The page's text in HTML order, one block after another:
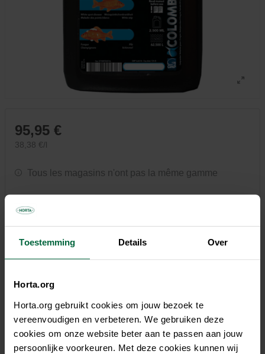
Toestemming Details Over
Horta.org
Horta.org gebruikt cookies om jouw bezoek te
vereenvoudigen en verbeteren. We gebruiken deze
cookies om onze website beter aan te passen aan jouw
persoonlijke voorkeuren. Met deze cookies kunnen wij
95,95 €
38,38 €/l
Tous les magasins n'ont pas la même gamme
FMC-50 est actif contre les mycoses et les points blancs. Les
cotonneux blancs ou même verts. On reconnaît les points
blancs aux petits points blancs sur la peau que lon peut
facilement comparer aux cristaux de sel.